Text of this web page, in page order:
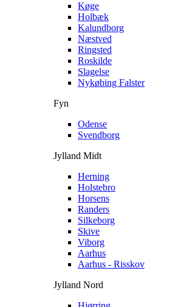
Køge
Holbæk
Kalundborg
Næstved
Ringsted
Roskilde
Slagelse
Nykøbing Falster
Fyn
Odense
Svendborg
Jylland Midt
Herning
Holstebro
Horsens
Randers
Silkeborg
Skive
Viborg
Aarhus
Aarhus - Risskov
Jylland Nord